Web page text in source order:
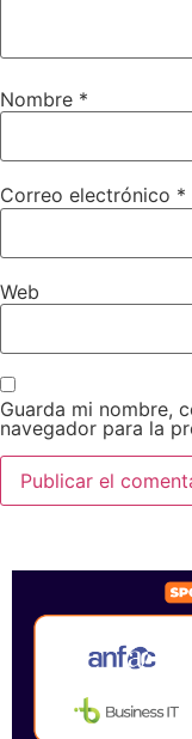
Nombre *
Correo electrónico *
Web
Guarda mi nombre,
navegador para la